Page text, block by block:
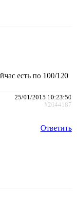
есть по 100/120
25/01/2015 10:23:50
#2044187
Ответить